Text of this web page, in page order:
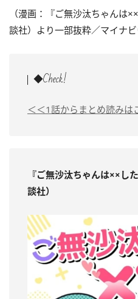
（漫画：『ご無沙汰ちゃんは
談社）より一部抜粋／マイナビ
◆Check!
＜＜1話からまとめ読みは
『ご無沙汰ちゃんは××し
談社）